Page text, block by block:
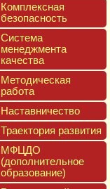
Ком­плексная
бе­зопас­ность
Сис­те­ма
ме­нед­жмен­та
ка­чес­тва
Мето­дичес­кая
ра­бота
Нас­тавни­чес­тво
Тра­ек­то­рия раз­ви­тия
МФЦДО
(до­пол­ни­тель­ное
об­ра­зова­ние)